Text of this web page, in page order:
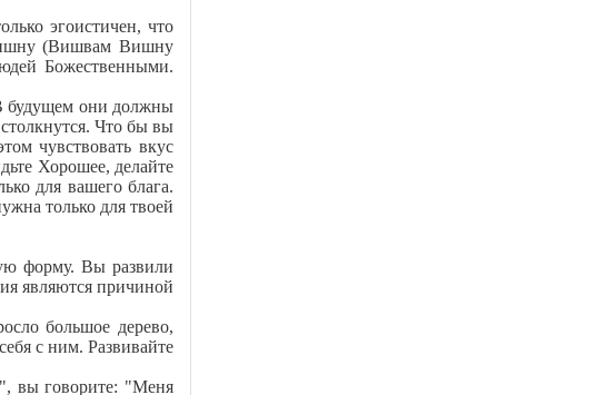
эгоистичен, что
(Вишвам Вишну
Божественными.
будущем они должны
Что бы вы
чувствовать вкус
Хорошее, делайте
для вашего блага.
только для твоей
форму. Вы развили
являются причиной
большое дерево,
с ним. Развивайте
вы говорите: "Меня